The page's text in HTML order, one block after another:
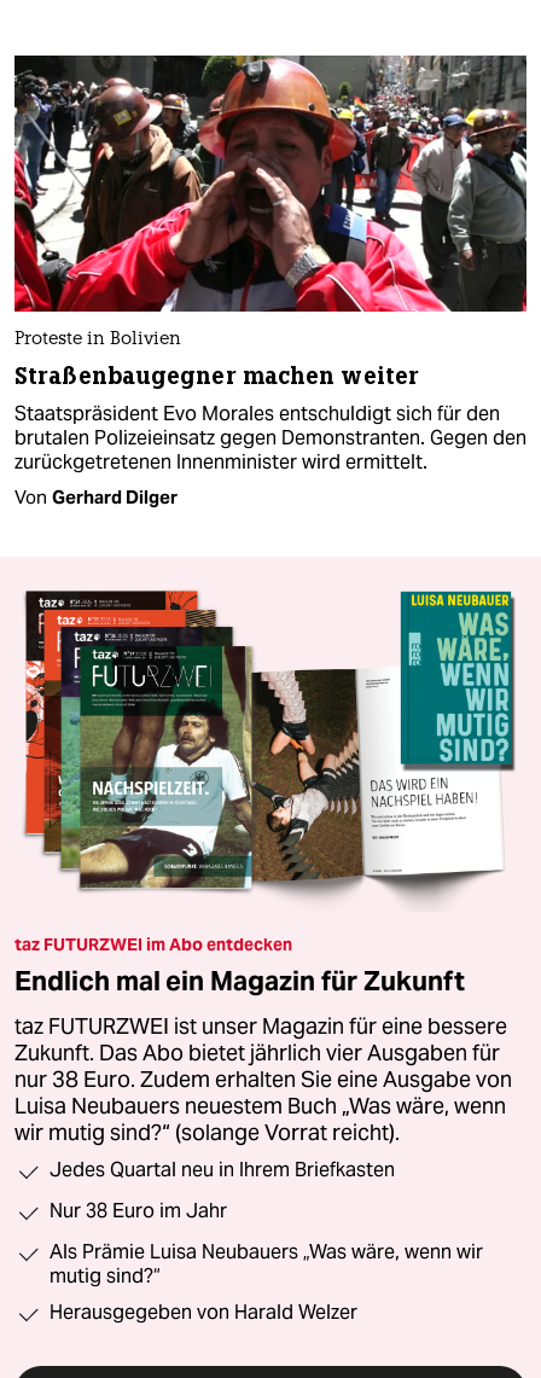
Proteste in Bolivien
Straßenbaugegner machen weiter
Staatspräsident Evo Morales entschuldigt sich für den
brutalen Polizeieinsatz gegen Demonstranten. Gegen den
zurückgetretenen Innenminister wird ermittelt.
Von Gerhard Dilger
taz FUTURZWEI im Abo entdecken
Endlich mal ein Magazin für Zukunft
taz FUTURZWEI ist unser Magazin für eine bessere
Zukunft. Das Abo bietet jährlich vier Ausgaben für
nur 38 Euro. Zudem erhalten Sie eine Ausgabe von
Luisa Neubauers neuestem Buch „Was wäre, wenn
wir mutig sind?“ (solange Vorrat reicht).
Jedes Quartal neu in Ihrem Briefkasten
Nur 38 Euro im Jahr
Als Prämie Luisa Neubauers „Was wäre, wenn wir
mutig sind?“
Herausgegeben von Harald Welzer